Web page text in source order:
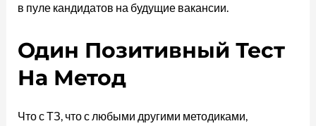
в пуле кандидатов на будущие вакансии.
Один Позитивный Тест
На Метод
Что с ТЗ, что с любыми другими методиками,